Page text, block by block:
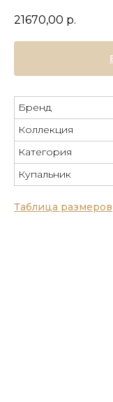
21670,00 р.
Таблица размеров
Бренд
Коллекция
Категория
Купальник